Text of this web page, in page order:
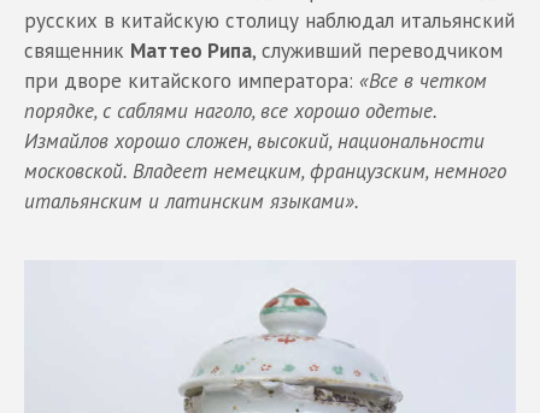
русских в китайскую столицу наблюдал итальянский
священник Маттео Рипа, служивший переводчиком
при дворе китайского императора: «Все в четком
порядке, с саблями наголо, все хорошо одетые.
Измайлов хорошо сложен, высокий, национальности
московской. Владеет немецким, французским, немного
итальянским и латинским языками».